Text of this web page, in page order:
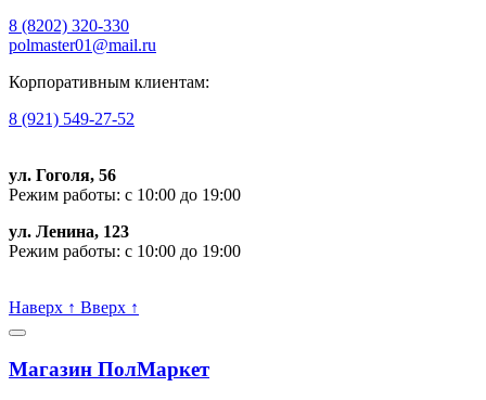
8 (8202) 320-330
polmaster01@mail.ru
Корпоративным клиентам:
8 (921) 549-27-52
ул. Гоголя, 56
Режим работы: с 10:00 до 19:00
ул. Ленина, 123
Режим работы: с 10:00 до 19:00
Наверх ↑ Вверх ↑
Магазин ПолМаркет